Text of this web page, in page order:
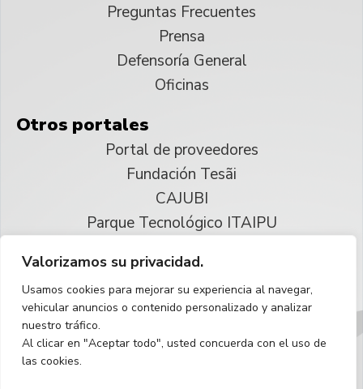
Valorizamos su privacidad.
Usamos cookies para mejorar su experiencia al navegar,
vehicular anuncios o contenido personalizado y analizar
nuestro tráfico.
Al clicar en "Aceptar todo", usted concuerda con el uso de
las cookies.
Preguntas Frecuentes
Prensa
Defensoría General
Oficinas
Otros portales
Portal de proveedores
Fundación Tesãi
CAJUBI
Parque Tecnológico ITAIPU
Reservados todos los derechos
Español